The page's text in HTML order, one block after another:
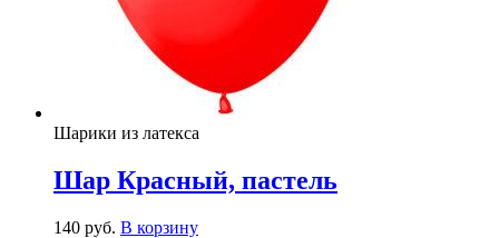
Шарики из латекса
Шар Красный, пастель
140 руб. В корзину